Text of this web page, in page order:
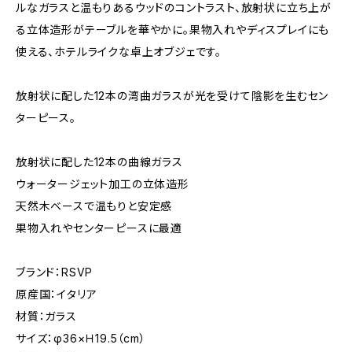
ルなガラスと温もりあるウッドのコントラスト、放射状に立ち上が
る立体造形がテーブルを華やかに。果物入れやディスプレイにも
使える、ホテルライクな卓上オブジェです。
放射状に配した12本の湾曲ガラスが光を受けて陰影を生むセン
ターピース。
放射状に配した12本の曲線ガラス
ウォータージェット加工の立体造形
天然木ベースで温もりと安定感
果物入れやセンターピースに最適
ブランド：RSVP
原産国：イタリア
材質：ガラス
サイズ：φ36×Ｈ19.5（cm）